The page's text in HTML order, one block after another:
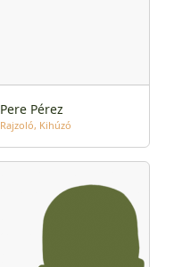
Pere Pérez
Rajzoló Kihúzó